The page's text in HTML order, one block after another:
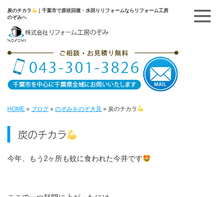
炭のチカラ
｜千葉市で原状回復・水回りリフォームならリフォーム工房
のぞみへ
HOME » ブログ » のぞみをのぞき見 » 炭のチカラ
炭のチカラ
今年、もう2ヶ所も蚊に食われた今井です